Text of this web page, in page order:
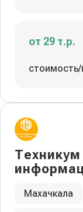
от 29 т.р.
стоимость/
Махачкала